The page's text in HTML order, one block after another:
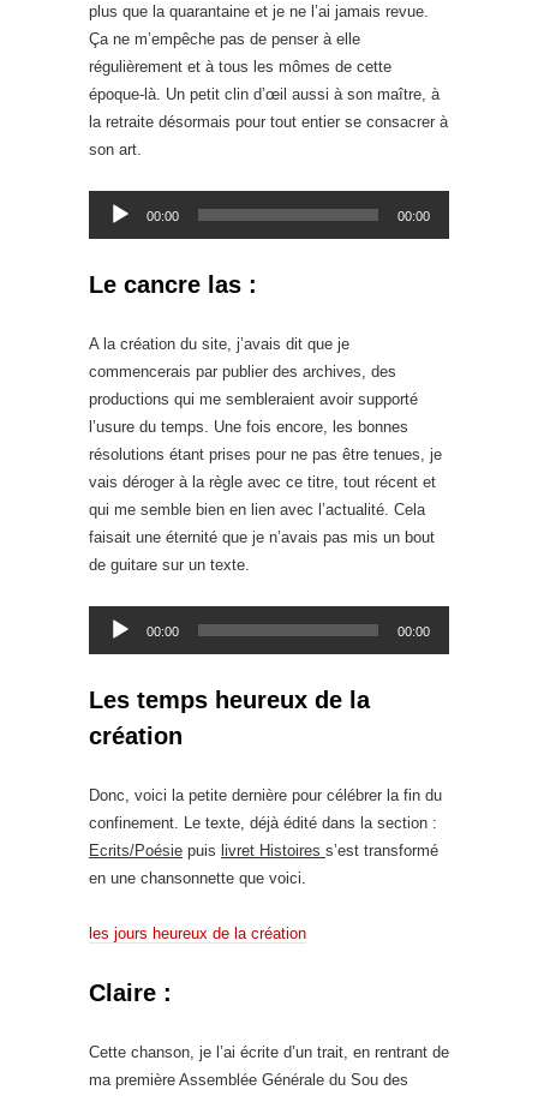
plus que la quarantaine et je ne l’ai jamais revue.
Ça ne m’empêche pas de penser à elle
régulièrement et à tous les mômes de cette
époque-là. Un petit clin d’œil aussi à son maître, à
la retraite désormais pour tout entier se consacrer à
son art.
Lecteur
00:00 00:00
Le cancre las :
A la création du site, j’avais dit que je
commencerais par publier des archives, des
productions qui me sembleraient avoir supporté
l’usure du temps. Une fois encore, les bonnes
résolutions étant prises pour ne pas être tenues, je
vais déroger à la règle avec ce titre, tout récent et
qui me semble bien en lien avec l’actualité. Cela
faisait une éternité que je n’avais pas mis un bout
de guitare sur un texte.
Lecteur
00:00 00:00
Les temps heureux de la
création
Donc, voici la petite dernière pour célébrer la fin du
confinement. Le texte, déjà édité dans la section :
Ecrits/Poésie puis livret Histoires s’est transformé
en une chansonnette que voici.
les jours heureux de la création
Claire :
Cette chanson, je l’ai écrite d’un trait, en rentrant de
ma première Assemblée Générale du Sou des